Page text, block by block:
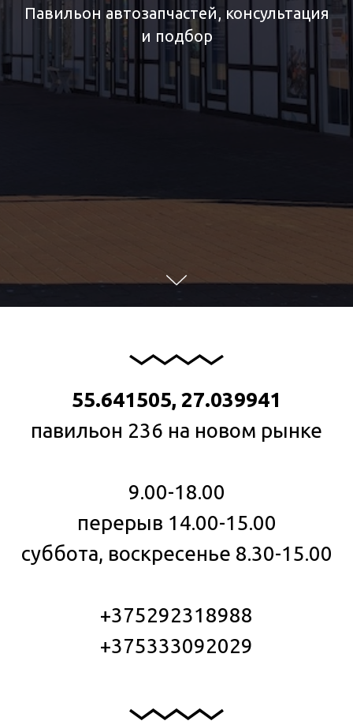
Павильон автозапчастей, консультация
и подбор
55.641505, 27.039941
павильон 236 на новом рынке
9.00-18.00
перерыв 14.00-15.00
суббота, воскресенье 8.30-15.00
+375292318988
+375333092029